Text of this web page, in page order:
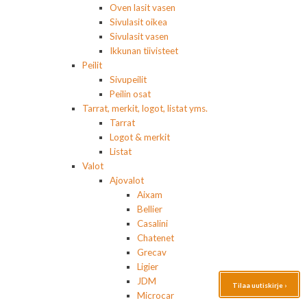
Oven lasit vasen
Sivulasit oikea
Sivulasit vasen
Ikkunan tiivisteet
Peilit
Sivupeilit
Peilin osat
Tarrat, merkit, logot, listat yms.
Tarrat
Logot & merkit
Listat
Valot
Ajovalot
Aixam
Bellier
Casalini
Chatenet
Grecav
Ligier
JDM
Microcar
Tilaa uutiskirje ›